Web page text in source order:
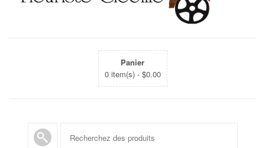
Panier
0 item(s) - $0.00